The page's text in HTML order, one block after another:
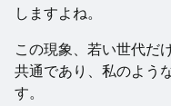
しますよね。
この現象、若い世代だ
共通であり、私のよう
す。